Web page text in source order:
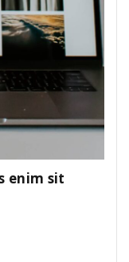
enim sit